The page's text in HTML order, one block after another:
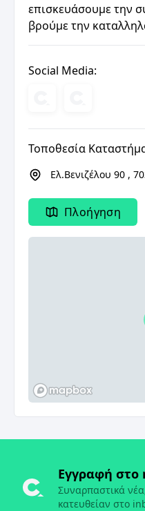
επισκευάσουμε την
βρούμε την
Social Media:
Τοποθεσία
Ελ.Βενιζέλου 90 ,
Πλοήγηση
Εγγραφή
Συναρπαστικά
κατευθείαν στο